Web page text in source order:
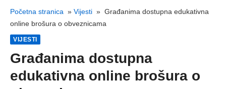
Početna stranica » Vijesti » Građanima dostupna edukativna
online brošura o obveznicama
VIJESTI
Građanima dostupna
edukativna online brošura o